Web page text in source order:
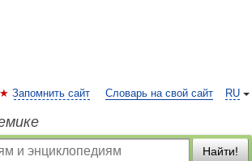
RU
Запомнить сайт Словарь на свой сайт
Найти!